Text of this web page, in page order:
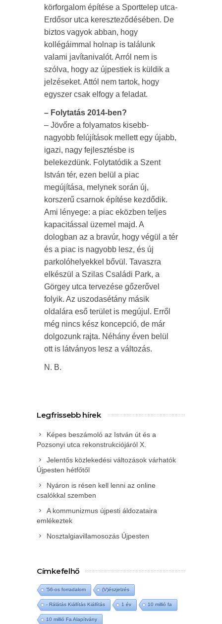
körforgalom építése a Sporttelep utca-
Erdősor utca kereszteződésében. De
biztos vagyok abban, hogy
kollégáimmal holnap is találunk
valami javítanivalót. Arról nem is
szólva, hogy az újpestiek is küldik a
jelzéseket. Attól nem tartok, hogy
egyszer csak elfogy a feladat.
– Folytatás 2014-ben?
– Jövőre a folyamatos kisebb-
nagyobb felújítások mellett egy újabb,
igazi, nagy fejlesztésbe is
belekezdünk. Folytatódik a Szent
István tér, ezen belül a piac
megújítása, melynek során új,
korszerű csarnok építése kezdődik.
Ami lényege: a piac eközben teljes
kapacitással üzemel majd. A
dologban az a bravúr, hogy végül a tér
és a piac is nagyobb lesz, és új
parkolóhelyekkel bővül. Tavaszra
elkészül a Szilas Családi Park, a
Görgey utca tervezése gőzerővel
folyik. Az uszodasétány másik
oldalára eső terület is megújul. Erről
még nincs kész koncepció, de már
dolgozunk rajta. Néhány éven belül
ott is látványos lesz a változás.
N. B.
Legfrissebb hírek
Képes beszámoló az István út és a
Pozsonyi utca rekonstrukciójáról X.
Jelentős közlekedési változások várhatók
Újpesten hétfőtől
Nyáron is résen kell lenni az online
csalókkal szemben
A kommunizmus újpesti áldozataira
emlékeztek
Nosztalgiavillamosozás Újpesten
Címkefelhő
'56-os forradalom (V)észjelzés
- Rálátás Kiállítás Kiállítás 1 év 10 millió fa
10 millió Fa Alapítvány